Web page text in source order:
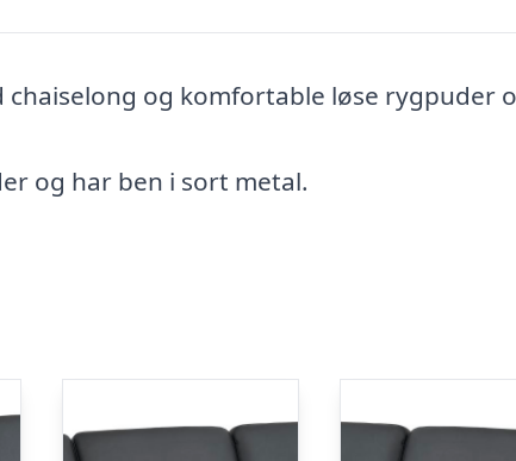
chaiselong og komfortable løse rygpuder
og har ben i sort metal.